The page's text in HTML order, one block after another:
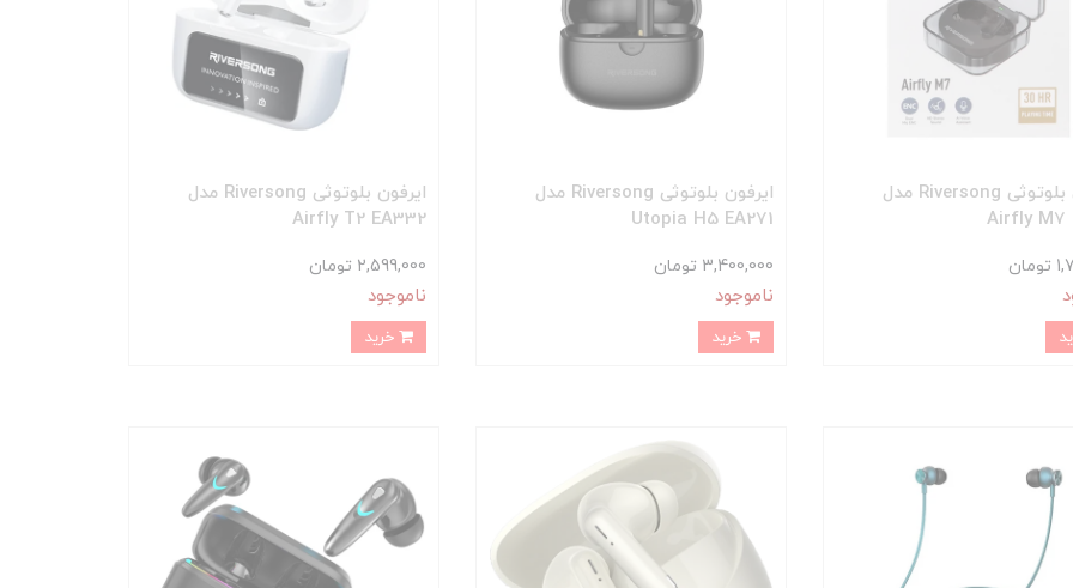
ایرفون بلوتوثی Riversong مدل
Airfly M7
ایرفون بلوتوثی Riversong مدل
Utopia H5 EA271
3,400,000 تومان
ناموجود
خرید
ایرفون بلوتوثی Riversong مدل
Airfly T2 EA332
2,599,000 تومان
ناموجود
خرید